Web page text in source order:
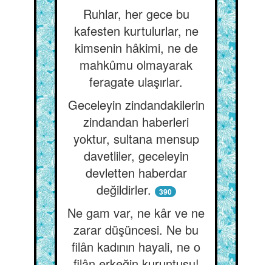
Ruhlar, her gece bu
kafesten kurtulurlar, ne
kimsenin hâkimi, ne de
mahkûmu olmayarak
feragate ulaşırlar.
Geceleyin zindandakilerin
zindandan haberleri
yoktur, sultana mensup
davetliler, geceleyin
devletten haberdar
değildirler.
390
Ne gam var, ne kâr ve ne
zarar düşüncesi. Ne bu
filân kadının hayali, ne o